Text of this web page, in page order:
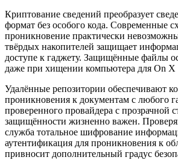
Криптование сведений преобразует
формат без особого кода. Современные
проникновение практически
твёрдых накопителей защищает
доступе к гаджету. Защищённые файлы
даже при хищении компьютера для On X
Удалённые репозитории обеспечивают
проникновения к документам с любого
проверенного провайдера с прозрачной
защищённости жизненно важен.
служба тотальное шифрование
аутентификация для проникновения к
привносит дополнительный градус